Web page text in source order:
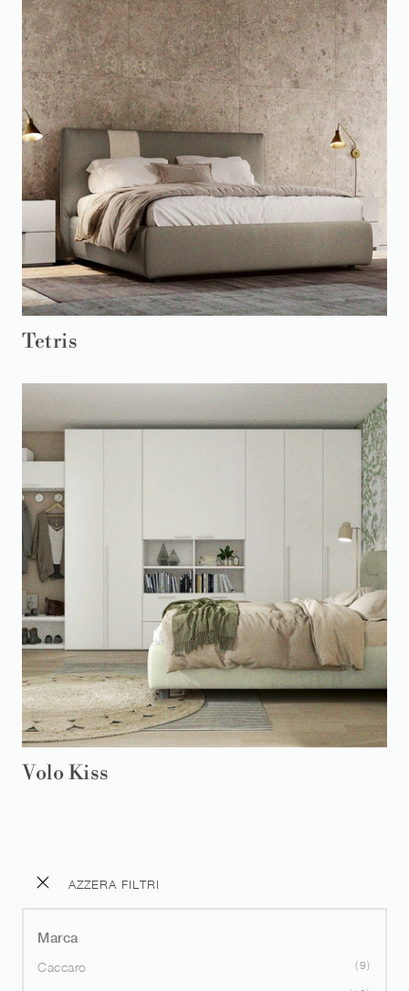
AZZERA FILTRI
Marca
Caccaro
9
Tetris
Volo Kiss